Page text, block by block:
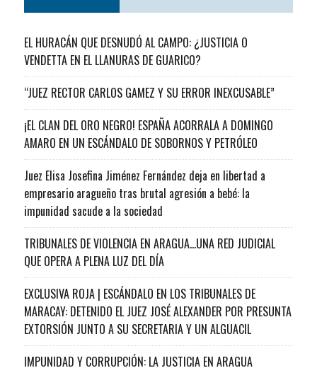
EL HURACÁN QUE DESNUDÓ AL CAMPO: ¿JUSTICIA O
VENDETTA EN EL LLANURAS DE GUARICO?
“JUEZ RECTOR CARLOS GAMEZ Y SU ERROR INEXCUSABLE”
¡EL CLAN DEL ORO NEGRO! ESPAÑA ACORRALA A DOMINGO
AMARO EN UN ESCÁNDALO DE SOBORNOS Y PETRÓLEO
Juez Elisa Josefina Jiménez Fernández deja en libertad a
empresario aragueño tras brutal agresión a bebé: la
impunidad sacude a la sociedad
TRIBUNALES DE VIOLENCIA EN ARAGUA…UNA RED JUDICIAL
QUE OPERA A PLENA LUZ DEL DÍA
EXCLUSIVA ROJA | ESCÁNDALO EN LOS TRIBUNALES DE
MARACAY: DETENIDO EL JUEZ JOSÉ ALEXANDER POR PRESUNTA
EXTORSIÓN JUNTO A SU SECRETARIA Y UN ALGUACIL
IMPUNIDAD Y CORRUPCIÓN: LA JUSTICIA EN ARAGUA